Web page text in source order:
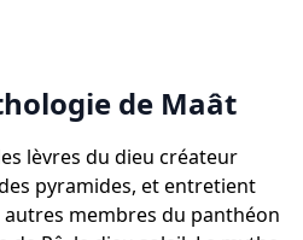
de Maât
lèvres du dieu créateur
pyramides, et entretient
autres membres du panthéon